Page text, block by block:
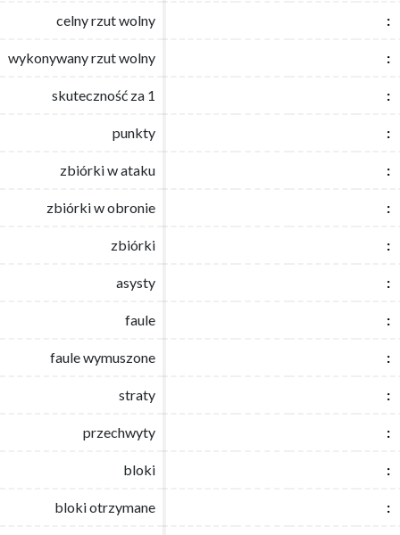
celny rzut wolny :
wykonywany rzut wolny :
skuteczność za 1 :
punkty :
zbiórki w ataku :
zbiórki w obronie :
zbiórki :
asysty :
faule :
faule wymuszone :
straty :
przechwyty :
bloki :
bloki otrzymane :
celny rzut wolny :
wykonywany rzut wolny :
skuteczność za 1 :
punkty :
zbiórki w ataku :
zbiórki w obronie :
zbiórki :
asysty :
faule :
faule wymuszone :
straty :
przechwyty :
bloki :
bloki otrzymane :